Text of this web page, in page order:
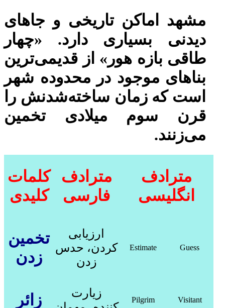
مشهد اماکن تاریخی و جاهای
دیدنی بسیاری دارد. «چهار
طاقی بازه هور» از قدیمی‌ترین
بناهای موجود در محدوده شهر
است که زمان ساخته‌شدنش را
قرن سوم میلادی تخمین
می‌زنند.
کلمات
کلیدی
مترادف
فارسی
مترادف
انگلیسی
تخمین
زدن
ارزیابی
کردن، حدس
زدن
Estimate Guess
زائر
زیارت
Pilgrim Visitant